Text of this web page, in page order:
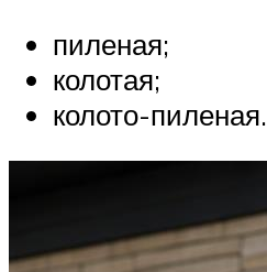
пиленая;
колотая;
колото-пиленая.